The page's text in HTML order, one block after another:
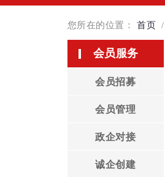
会员风
领导言
您所在的位置： 首页 /
会员服务
会员招募
会员管理
政企对接
诚企创建